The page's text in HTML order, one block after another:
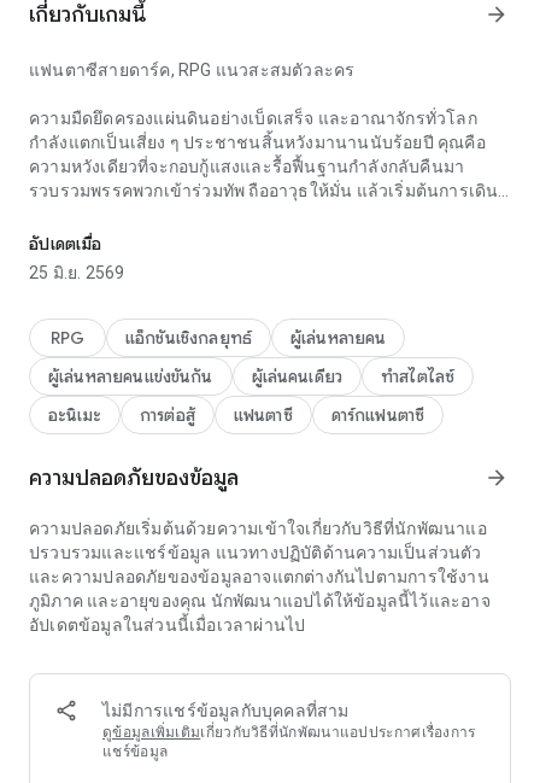
เกี่ยวกับเกมนี้ arrow_forward
แฟนตาซีสายดาร์ค, RPG แนวสะสมตัวละคร
ความมืดยึดครองแผ่นดินอย่างเบ็ดเสร็จ และอาณาจักรทั่วโลก
กำลังแตกเป็นเสี่ยง ๆ ประชาชนสิ้นหวังมานานนับร้อยปี คุณคือ
ความหวังเดียวที่จะกอบกู้แสงและรื้อฟื้นฐานกำลังกลับคืนมา
รวบรวมพรรคพวกเข้าร่วมทัพ ถืออาวุธให้มั่น แล้วเริ่มต้นการเดิน
[มีอะไรบ้าง]
- ส่องแสงฝ่าเมฆหมอกความมืดที่ปกคลุมโลก สงครามจะไม่จบ
จนกว่าความมืดจะสูญสลายไปจนหมดสิ้น
- แผ่อาณาเขตไปทางทิศใดก็ได้ที่ต้องการ
- ศัตรูจะไม่หวนกลับมาอีก ยกเว้นเมื่อต้องต่อสู้บอสเฉพาะกิจ
- สร้างทีมหลากหลายด้วยบริวารกว่า 250 ตัว
จริงของพรรคพวก
- ใช้ประโยชน์จากจุดแข็งของแต่ละบทบาท: โจมตี, ป้องกัน,
สนับสนุน, ฮีลเลอร์
■ คิดค้นและออกแบบกลยุทธ์
- จัดชุดรูนและใช้ประโยชน์จากเอฟเฟกต์เซ็ตสุดแกร่ง
- ทดลองจัดสกิลและธาตุหลาย ๆ แบบเพื่อสร้างครูเสดที่เก่งเฉพาะ
ทางที่สุด
อัปเดตเมื่อ
25 มิ.ย. 2569
RPG แอ็กชันเชิงกลยุทธ์
ผู้เล่นหลายคน
ผู้เล่นหลายคนแข่งขันกัน
ผู้เล่นคนเดียว
ทำสไตไลซ์
อะนิเมะ
การต่อสู้ แฟนตาซี ดาร์กแฟนตาซี
ความปลอดภัยของข้อมูล arrow_forward
ความปลอดภัยเริ่มต้นด้วยความเข้าใจเกี่ยวกับวิธีที่นักพัฒนาแอ
ปรวบรวมและแชร์ข้อมูล แนวทางปฏิบัติด้านความเป็นส่วนตัว
และความปลอดภัยของข้อมูลอาจแตกต่างกันไปตามการใช้งาน
ภูมิภาค และอายุของคุณ นักพัฒนาแอปได้ให้ข้อมูลนี้ไว้และอาจ
อัปเดตข้อมูลในส่วนนี้เมื่อเวลาผ่านไป
ไม่มีการแชร์ข้อมูลกับบุคคลที่สาม
ดูข้อมูลเพิ่มเติมเกี่ยวกับวิธีที่นักพัฒนาแอปประกาศเรื่องการ
แชร์ข้อมูล